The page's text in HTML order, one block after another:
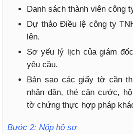
Danh sách thành viên công
Dự thảo Điều lệ công ty
lên.
Sơ yếu lý lịch của giám
yêu cầu.
Bản sao các giấy tờ cần
nhân dân, thẻ căn cước,
tờ chứng thực hợp pháp
Bước 2: Nộp hồ sơ